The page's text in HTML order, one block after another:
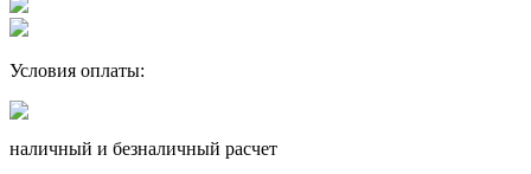
Условия оплаты:
наличный и безналичный расчет